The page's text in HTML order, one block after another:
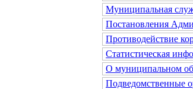
Муниципальная
Постановления
Противодействие
Статистическая
О муниципальном
Подведомственные